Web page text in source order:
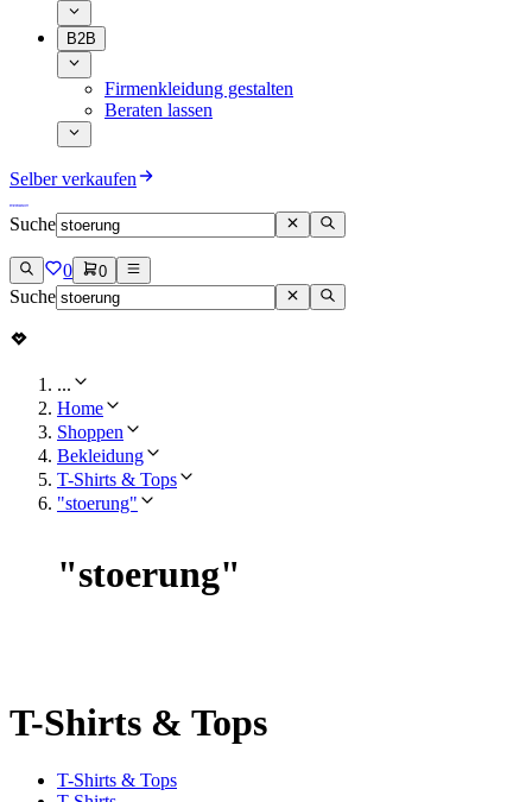
B2B
Firmenkleidung gestalten
Beraten lassen
Selber verkaufen
Suche
0 0
Suche
...
Home
Shoppen
Bekleidung
T-Shirts & Tops
"stoerung"
"stoerung"
T-Shirts & Tops
T-Shirts & Tops